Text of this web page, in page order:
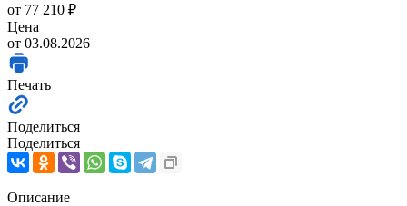
от 77 210 ₽
Цена
от 03.08.2026
Печать
Поделиться
Поделиться
Описание